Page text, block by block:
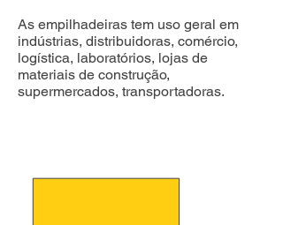
As empilhadeiras tem uso geral em
indústrias, distribuidoras, comércio,
logística, laboratórios, lojas de
materiais de construção,
supermercados, transportadoras.